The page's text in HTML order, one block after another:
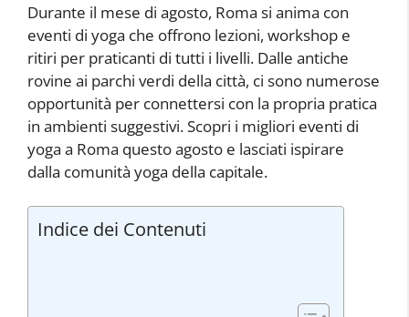
Durante il mese di agosto, Roma si anima con
eventi di yoga che offrono lezioni, workshop e
ritiri per praticanti di tutti i livelli. Dalle antiche
rovine ai parchi verdi della città, ci sono numerose
opportunità per connettersi con la propria pratica
in ambienti suggestivi. Scopri i migliori eventi di
yoga a Roma questo agosto e lasciati ispirare
dalla comunità yoga della capitale.
Indice dei Contenuti